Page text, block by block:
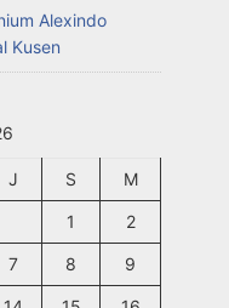
Alexindo
Kusen
J S M
1 2
7 8 9